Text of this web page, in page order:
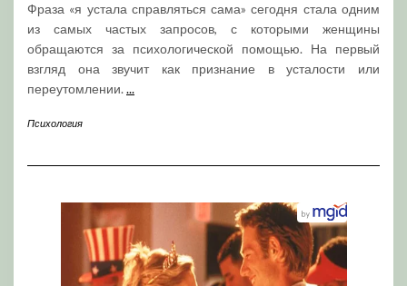
Фраза «я устала справляться сама» сегодня стала одним
из самых частых запросов, с которыми женщины
обращаются за психологической помощью. На первый
взгляд она звучит как признание в усталости или
переутомлении....
Психология